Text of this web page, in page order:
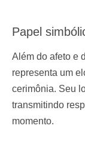
Papel
Além do afeto e
representa um
cerimônia. Seu
transmitindo
momento.